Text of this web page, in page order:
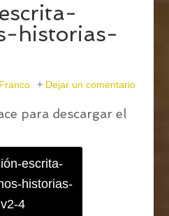
historias-
Dejar un comentario
para descargar el
escrita-
historias-
v2-4